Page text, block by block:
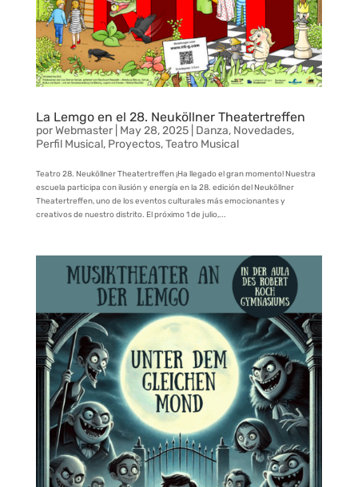
La Lemgo en el 28. Neuköllner Theatertreffen
porWebmaster| May 28, 2025| Danza, Novedades,
Perfil Musical, Proyectos,Teatro Musical
Teatro 28. Neuköllner Theatertreffen ¡Ha llegado el gran momento! Nuestra
escuela participa con ilusión y energía en la 28. edición del Neuköllner
Theatertreffen, uno de los eventos culturales más emocionantes y
creativos de nuestro distrito. El próximo 1 de julio,...